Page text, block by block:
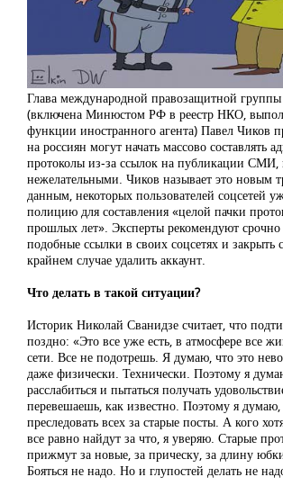
Глава международной правозащитной
(включена Минюстом РФ в реестр НКО,
функции иностранного агента) Павел Чиков
на россиян могут начать массово составлять
протоколы из-за ссылок на публикации СМИ,
нежелательными. Чиков называет это новым
данным, некоторых пользователей соцсетей
полицию для составления «целой пачки
прошлых лет». Эксперты рекомендуют срочно
подобные ссылки в своих соцсетях и закрыть
крайнем случае удалить аккаунт.
Что делать в такой ситуации?
Историк Николай Сванидзе считает, что
поздно: «Это все уже есть, в атмосфере все
сети. Все не подотрешь. Я думаю, что это
даже физически. Технически. Поэтому я
расслабиться и пытаться получать
перевешаешь, как известно. Поэтому я думаю,
преследовать всех за старые посты. А кого
все равно найдут за что, я уверяю. Старые
прижмут за новые, за прическу, за длину
Бояться не надо. Но и глупостей делать не